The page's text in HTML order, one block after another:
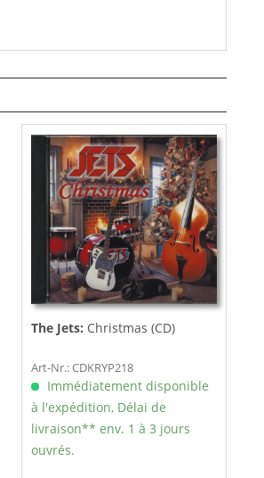
The Jets: Christmas (CD)
Art-Nr.: CDKRYP218
Immédiatement disponible
à l'expédition, Délai de
livraison** env. 1 à 3 jours
ouvrés.